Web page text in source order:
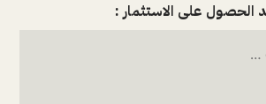
على الاستثمار :